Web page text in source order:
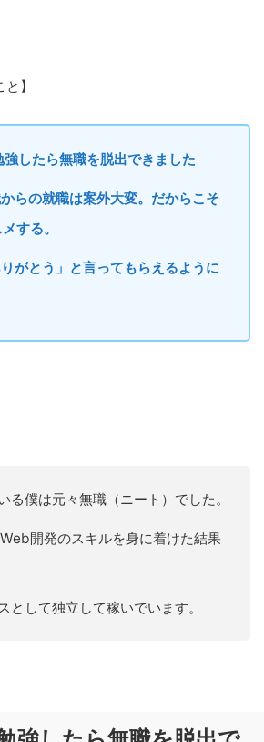
】
したら無職を脱出できました
からの就職は案外大変。だからこそ
する。
がとう」と言ってもらえるように
る僕は元々無職（ニート）でした。
開発のスキルを身に着けた結果
として独立して稼いでいます。